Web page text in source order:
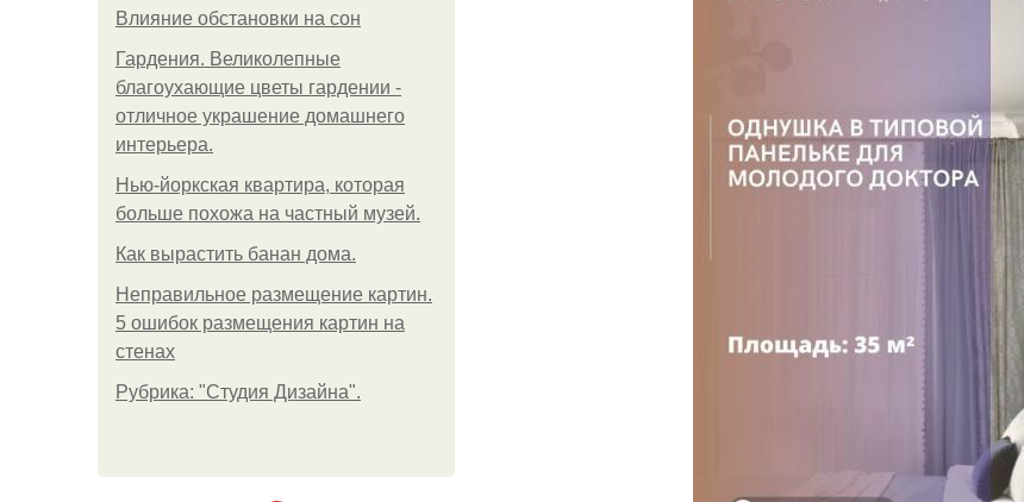
Влияние обстановки на сон
Гардения. Великолепные
благоухающие цветы гардении -
отличное украшение домашнего
интерьера.
Нью-йоркская квартира, которая
больше похожа на частный музей.
Как вырастить банан дома.
Неправильное размещение картин.
5 ошибок размещения картин на
стенах
Рубрика: "Студия Дизайна".